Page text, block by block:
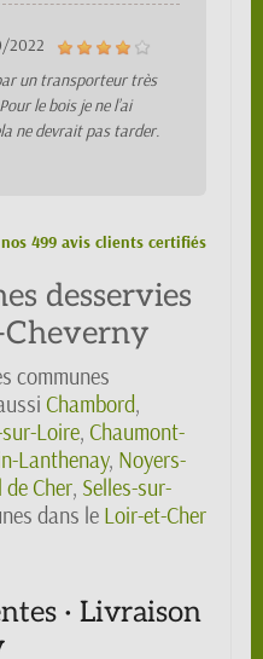
2022
un transporteur très
le bois je ne l’ai
ne devrait pas tarder.
499 avis clients certifiés
desservies
communes
Chambord,
Loire, Chaumont-
Lanthenay, Noyers-
Cher, Selles-sur-
dans le Loir-et-Cher
· Livraison